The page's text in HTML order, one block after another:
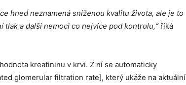
hned neznamená sníženou kvalitu života, ale je to
tlak a další nemoci co nejvíce pod kontrolu,“ říká
kreatininu v krvi. Z ní se automaticky
glomerular filtration rate], který ukáže na aktuální